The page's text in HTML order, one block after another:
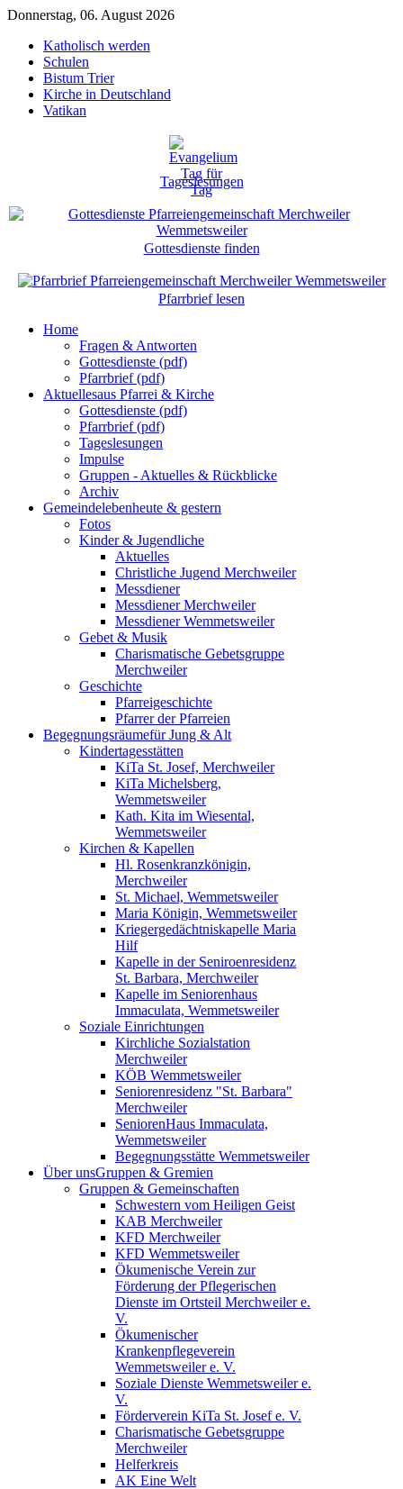
Donnerstag, 06. August 2026
Katholisch werden
Schulen
Bistum Trier
Kirche in Deutschland
Vatikan
Tageslesungen
Gottesdienste finden
Pfarrbrief lesen
Home
Fragen & Antworten
Gottesdienste (pdf)
Pfarrbrief (pdf)
Aktuellesaus Pfarrei & Kirche
Gottesdienste (pdf)
Pfarrbrief (pdf)
Tageslesungen
Impulse
Gruppen - Aktuelles & Rückblicke
Archiv
Gemeindelebenheute & gestern
Fotos
Kinder & Jugendliche
Aktuelles
Christliche Jugend Merchweiler
Messdiener
Messdiener Merchweiler
Messdiener Wemmetsweiler
Gebet & Musik
Charismatische Gebetsgruppe
Merchweiler
Geschichte
Pfarreigeschichte
Pfarrer der Pfarreien
Begegnungsräumefür Jung & Alt
Kindertagesstätten
KiTa St. Josef, Merchweiler
KiTa Michelsberg,
Wemmetsweiler
Kath. Kita im Wiesental,
Wemmetsweiler
Kirchen & Kapellen
Hl. Rosenkranzkönigin,
Merchweiler
St. Michael, Wemmetsweiler
Maria Königin, Wemmetsweiler
Kriegergedächtniskapelle Maria
Hilf
Kapelle in der Seniroenresidenz
St. Barbara, Merchweiler
Kapelle im Seniorenhaus
Immaculata, Wemmetsweiler
Soziale Einrichtungen
Kirchliche Sozialstation
Merchweiler
KÖB Wemmetsweiler
Seniorenresidenz "St. Barbara"
Merchweiler
SeniorenHaus Immaculata,
Wemmetsweiler
Begegnungsstätte Wemmetsweiler
Über unsGruppen & Gremien
Gruppen & Gemeinschaften
Schwestern vom Heiligen Geist
KAB Merchweiler
KFD Merchweiler
KFD Wemmetsweiler
Ökumenische Verein zur
Förderung der Pflegerischen
Dienste im Ortsteil Merchweiler e.
V.
Ökumenischer
Krankenpflegeverein
Wemmetsweiler e. V.
Soziale Dienste Wemmetsweiler e.
V.
Förderverein KiTa St. Josef e. V.
Charismatische Gebetsgruppe
Merchweiler
Helferkreis
AK Eine Welt